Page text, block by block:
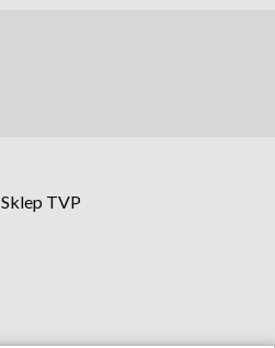
Sklep TVP